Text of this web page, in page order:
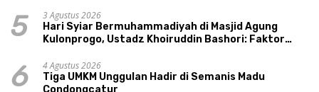
5
3 Agustus 2026
Hari Syiar Bermuhammadiyah di Masjid Agung
Kulonprogo, Ustadz Khoiruddin Bashori: Faktor
6
4 Agustus 2026
Tiga UMKM Unggulan Hadir di Semanis Madu
Condongcatur